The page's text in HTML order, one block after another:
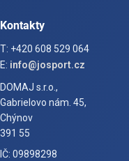
Kontakty
T: +420 608 529 064
E: info@josport.cz
DOMAJ s.r.o.,
Gabrielovo nám. 45,
Chýnov
391 55
IČ: 09898298